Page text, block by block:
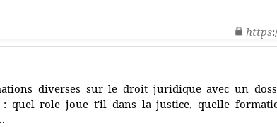
https
diverses sur le droit juridique avec un
: quel role joue t'il dans la justice, quelle